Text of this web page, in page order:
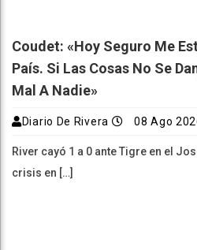
Coudet: «Hoy Seguro Me
País. Si Las Cosas No Se
Mal A Nadie»
Diario De Rivera 08 Ago
River cayó 1 a 0 ante Tigre en el
crisis en […]